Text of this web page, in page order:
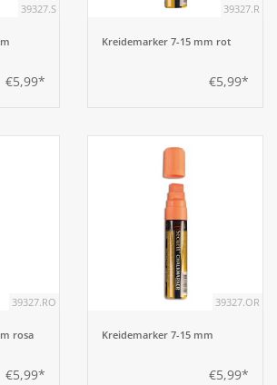
39327.S
€5,99*
39327.R
Kreidemarker 7-15 mm rot
€5,99*
39327.RO
rosa
€5,99*
39327.OR
Kreidemarker 7-15 mm
€5,99*